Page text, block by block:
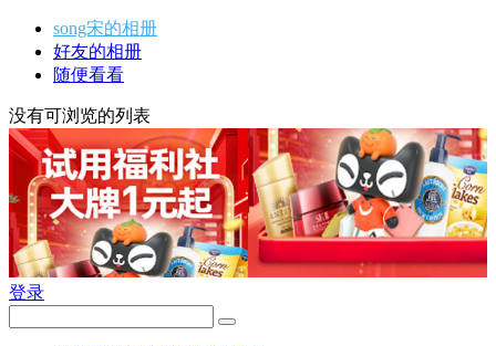
song宋的相册
好友的相册
随便看看
没有可浏览的列表
登录